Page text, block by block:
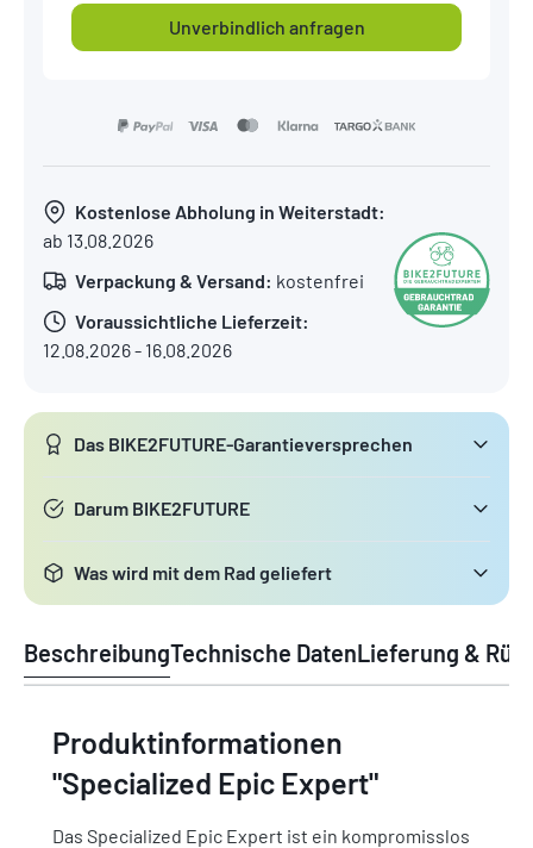
Unverbindlich anfragen
Kostenlose Abholung in Weiterstadt:
ab 13.08.2026
Verpackung & Versand: kostenfrei
Voraussichtliche Lieferzeit:
12.08.2026 - 16.08.2026
Das BIKE2FUTURE-Garantieversprechen
Darum BIKE2FUTURE
Was wird mit dem Rad geliefert
BeschreibungTechnische DatenLieferung &
Produktinformationen
"Specialized Epic Expert"
Das Specialized Epic Expert ist ein kompromisslos